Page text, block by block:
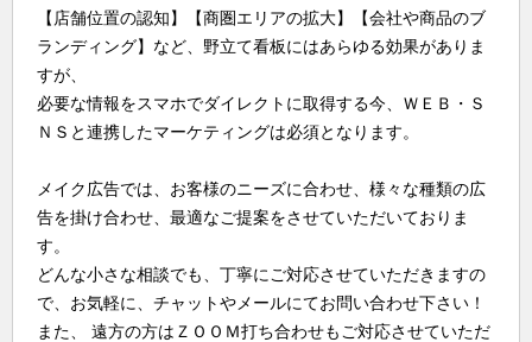
【店舗位置の認知】【商圏エリアの拡大】【会社や商品のブ
ランディング】など、野立て看板にはあらゆる効果がありま
すが、
必要な情報をスマホでダイレクトに取得する今、ＷＥＢ・Ｓ
ＮＳと連携したマーケティングは必須となります。
メイク広告では、お客様のニーズに合わせ、様々な種類の広
告を掛け合わせ、最適なご提案をさせていただいておりま
す。
どんな小さな相談でも、丁寧にご対応させていただきますの
で、お気軽に、チャットやメールにてお問い合わせ下さい！
また、 遠方の方はＺＯＯＭ打ち合わせもご対応させていただ